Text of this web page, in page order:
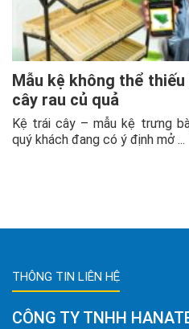
Mẫu kệ không thể
cây rau củ quả
Kệ trái cây – mẫu kệ trưng
quý khách đang có ý định mở ...
THÔNG TIN LIÊN HỆ
CÔNG TY TNHH